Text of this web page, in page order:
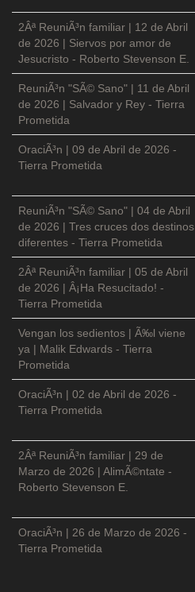
2Âª ReuniÃ³n familiar | 12 de Abril
de 2026 | Siervos por amor de
Jesucristo - Roberto Stevenson E.
ReuniÃ³n "SÃ© Sano" | 11 de Abril
de 2026 | Salvador y Rey - Tierra
Prometida
OraciÃ³n | 09 de Abril de 2026 -
Tierra Prometida
ReuniÃ³n "SÃ© Sano" | 04 de Abril
de 2026 | Tres cruces dos destinos
diferentes - Tierra Prometida
2Âª ReuniÃ³n familiar | 05 de Abril
de 2026 | Â¡Ha Resucitado! -
Tierra Prometida
Vengan los sedientos | Ã‰l viene
ya | Malik Edwards - Tierra
Prometida
OraciÃ³n | 02 de Abril de 2026 -
Tierra Prometida
2Âª ReuniÃ³n familiar | 29 de
Marzo de 2026 | AlimÃ©ntate -
Roberto Stevenson E.
OraciÃ³n | 26 de Marzo de 2026 -
Tierra Prometida